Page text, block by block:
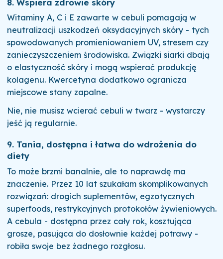
Witaminy A, C i E zawarte w cebuli pomagają w
neutralizacji uszkodzeń oksydacyjnych skóry - tych
spowodowanych promieniowaniem UV, stresem czy
zanieczyszczeniem środowiska. Związki siarki dbają
o elastyczność skóry i mogą wspierać produkcję
kolagenu. Kwercetyna dodatkowo ogranicza
miejscowe stany zapalne.
Nie, nie musisz wcierać cebuli w twarz - wystarczy
jeść ją regularnie.
9. Tania, dostępna i łatwa do wdrożenia do
diety
To może brzmi banalnie, ale to naprawdę ma
znaczenie. Przez 10 lat szukałam skomplikowanych
rozwiązań: drogich suplementów, egzotycznych
superfoods, restrykcyjnych protokołów żywieniowych.
A cebula - dostępna przez cały rok, kosztująca
grosze, pasująca do dosłownie każdej potrawy -
robiła swoje bez żadnego rozgłosu.